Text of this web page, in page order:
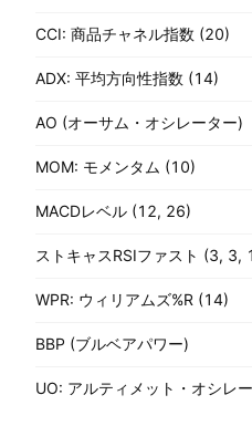
CCI: 商品チャネル指数 (20)
ADX: 平均方向性指数 (14)
AO (オーサム・オシレーター)
MOM: モメンタム (10)
MACDレベル (12, 26)
ストキャスRSIファスト (3, 3,
WPR: ウィリアムズ%R (14)
BBP (ブルベアパワー)
UO: アルティメット・オシレ